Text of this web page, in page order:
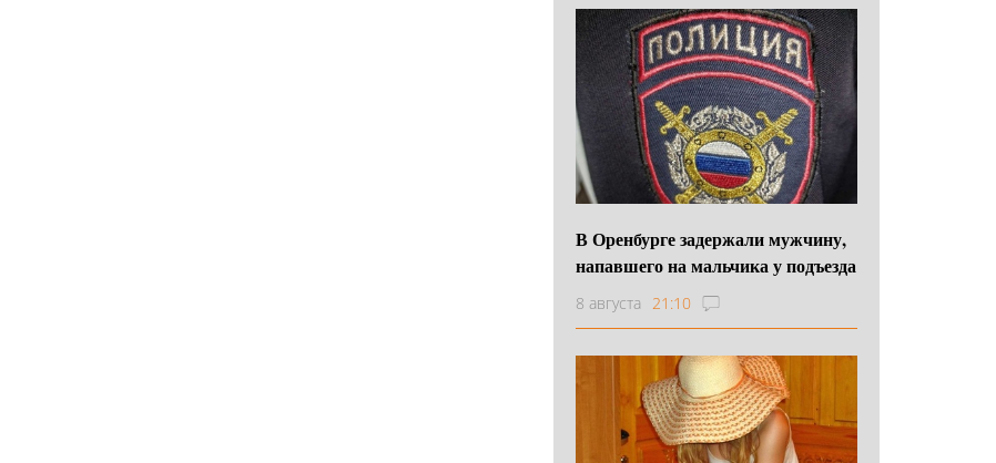
В Оренбурге задержали мужчину,
напавшего на мальчика у подъезда
8 августа 21:10